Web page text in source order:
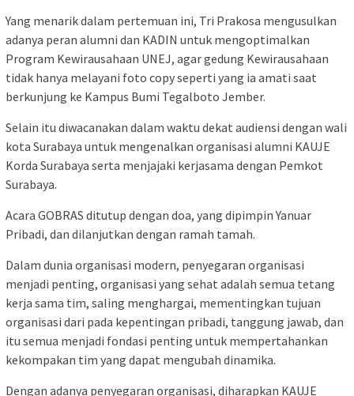
Yang menarik dalam pertemuan ini, Tri Prakosa mengusulkan
adanya peran alumni dan KADIN untuk mengoptimalkan
Program Kewirausahaan UNEJ, agar gedung Kewirausahaan
tidak hanya melayani foto copy seperti yang ia amati saat
berkunjung ke Kampus Bumi Tegalboto Jember.
Selain itu diwacanakan dalam waktu dekat audiensi dengan wali
kota Surabaya untuk mengenalkan organisasi alumni KAUJE
Korda Surabaya serta menjajaki kerjasama dengan Pemkot
Surabaya.
Acara GOBRAS ditutup dengan doa, yang dipimpin Yanuar
Pribadi, dan dilanjutkan dengan ramah tamah.
Dalam dunia organisasi modern, penyegaran organisasi
menjadi penting, organisasi yang sehat adalah semua tetang
kerja sama tim, saling menghargai, mementingkan tujuan
organisasi dari pada kepentingan pribadi, tanggung jawab, dan
itu semua menjadi fondasi penting untuk mempertahankan
kekompakan tim yang dapat mengubah dinamika.
Dengan adanya penyegaran organisasi, diharapkan KAUJE